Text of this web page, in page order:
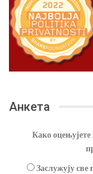
Анкета
Како оцењујете
Заслужују све